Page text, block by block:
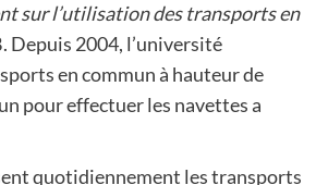
sur l’utilisation des transports en
Depuis 2004, l’université
en commun à hauteur de
pour effectuer les navettes a
quotidiennement les transports